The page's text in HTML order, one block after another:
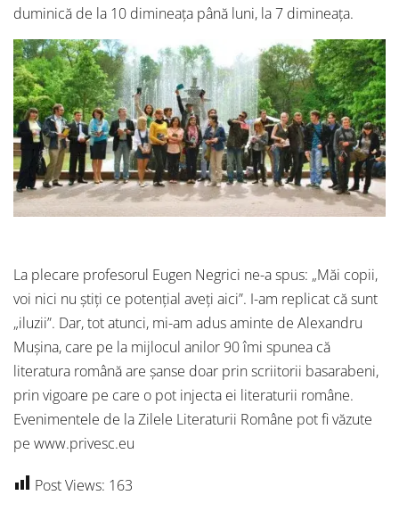
duminică de la 10 dimineața până luni, la 7 dimineața.
La plecare profesorul Eugen Negrici ne-a spus: „Măi copii,
voi nici nu știți ce potențial aveți aici”. I-am replicat că sunt
„iluzii”. Dar, tot atunci, mi-am adus aminte de Alexandru
Mușina, care pe la mijlocul anilor 90 îmi spunea că
literatura română are șanse doar prin scriitorii basarabeni,
prin vigoare pe care o pot injecta ei literaturii române.
Evenimentele de la Zilele Literaturii Române pot fi văzute
pe www.privesc.eu
Post Views: 163